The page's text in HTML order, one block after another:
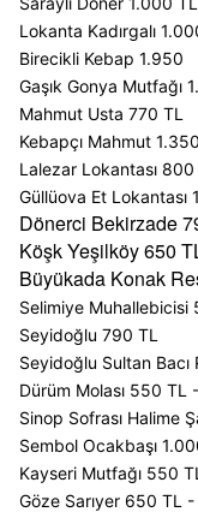
Lokanta Kadırgalı
Birecikli Kebap 1.950
Gaşık Gonya Mutfağı
Mahmut Usta 770 TL
Kebapçı Mahmut
Lalezar Lokantası 800
Güllüova Et Lokantası
Dönerci Bekirzade
Köşk Yeşilköy 650
Büyükada Konak
Selimiye Muhallebicisi
Seyidoğlu 790 TL
Seyidoğlu Sultan Bacı
Dürüm Molası 550 TL
Sinop Sofrası Halime
Sembol Ocakbaşı
Kayseri Mutfağı 550
Göze Sarıyer 650 TL -